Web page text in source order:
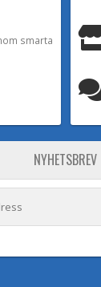
smarta
NYHETSBREV